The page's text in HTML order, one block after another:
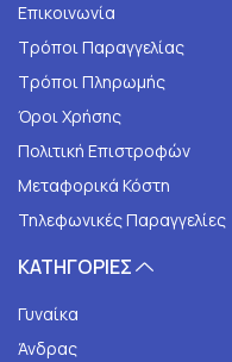
Επικοινωνία
Τρόποι Παραγγελίας
Τρόποι Πληρωμής
Όροι Χρήσης
Πολιτική Επιστροφών
Μεταφορικά Κόστη
Τηλεφωνικές Παραγγελίες
ΚΑΤΗΓΟΡΙΕΣ
Γυναίκα
Άνδρας